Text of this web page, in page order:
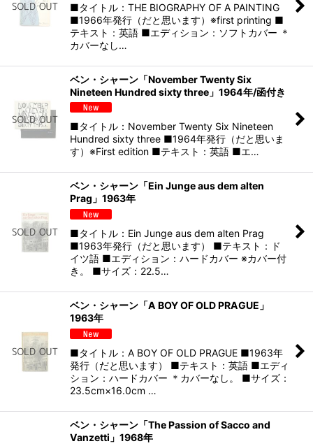
■タイトル：THE BIOGRAPHY OF A PAINTING
■1966年発行（だと思います）※first printing ■
テキスト：英語 ■エディション：ソフトカバー ＊
カバーなし…
ベン・シャーン「November Twenty Six
Nineteen Hundred sixty three」1964年/函付き
■タイトル：November Twenty Six Nineteen
Hundred sixty three ■1964年発行（だと思いま
す）※First edition ■テキスト：英語 ■エ…
ベン・シャーン「Ein Junge aus dem alten
Prag」1963年
■タイトル：Ein Junge aus dem alten Prag
■1963年発行（だと思います） ■テキスト：ド
イツ語 ■エディション：ハードカバー ※カバー付
き。 ■サイズ：22.5…
ベン・シャーン「A BOY OF OLD PRAGUE」
1963年
■タイトル：A BOY OF OLD PRAGUE ■1963年
発行（だと思います） ■テキスト：英語 ■エディ
ション：ハードカバー ＊カバーなし。 ■サイズ：
23.5cm×16.0cm …
ベン・シャーン「The Passion of Sacco and
Vanzetti」1968年